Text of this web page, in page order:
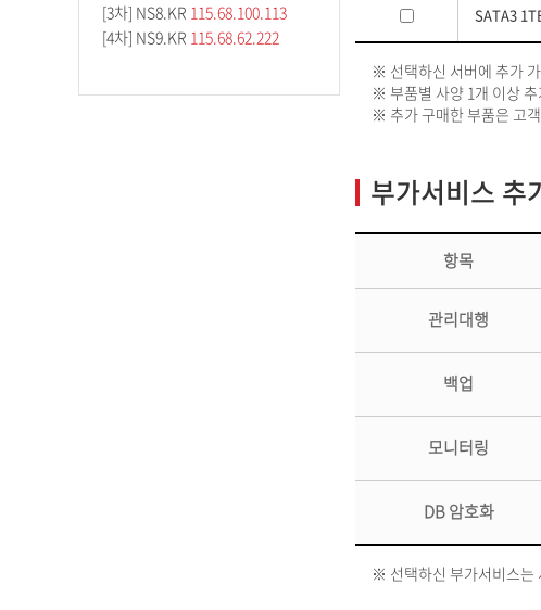
[3차] NS8.KR 115.68.100.113
[4차] NS9.KR 115.68.62.222
SATA3
※ 선택하신 서버에 추가
※ 부품별 사양 1개 이상
※ 추가 구매한 부품은 고
부가서비스 추
항목
관리대행
백업
모니터링
DB 암호화
※ 선택하신 부가서비스는